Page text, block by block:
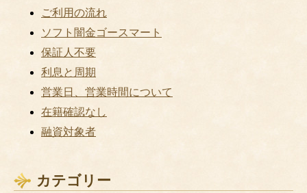
ご利用の流れ
ソフト闇金ゴースマート
保証人不要
利息と周期
営業日、営業時間について
在籍確認なし
融資対象者
カテゴリー